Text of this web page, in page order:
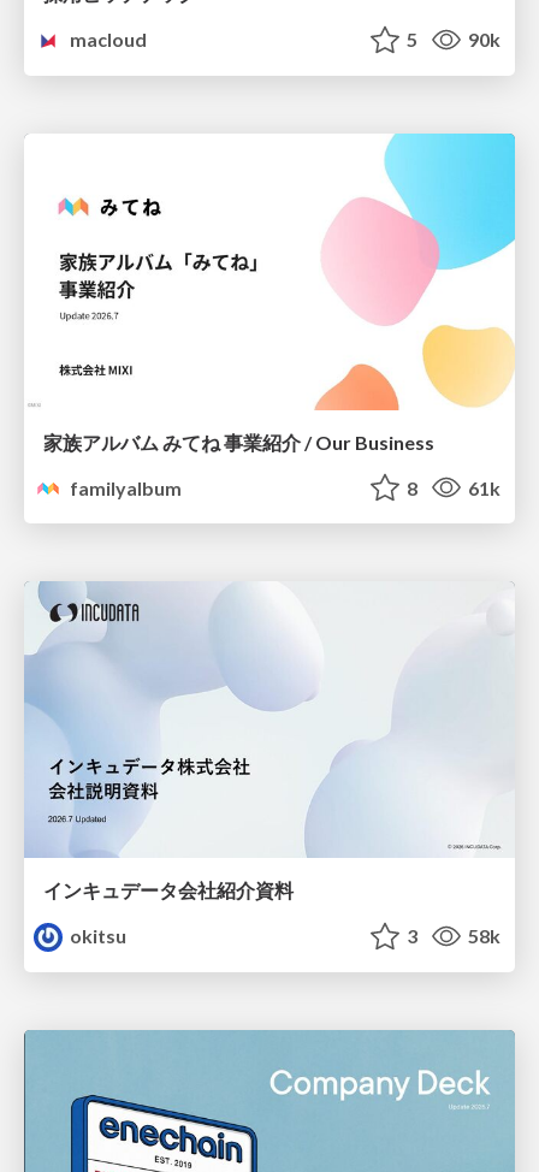
macloud
5 90k
家族アルバム みてね 事業紹介 / Our Business
familyalbum
8 61k
インキュデータ会社紹介資料
okitsu
3 58k